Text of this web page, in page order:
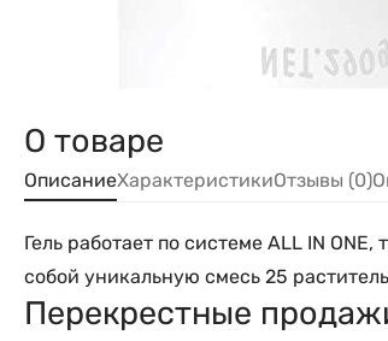
О товаре
ОписаниеХарактеристикиОтзывы (0)
Гель работает по системе ALL IN
собой уникальную смесь 25
Перекрестные